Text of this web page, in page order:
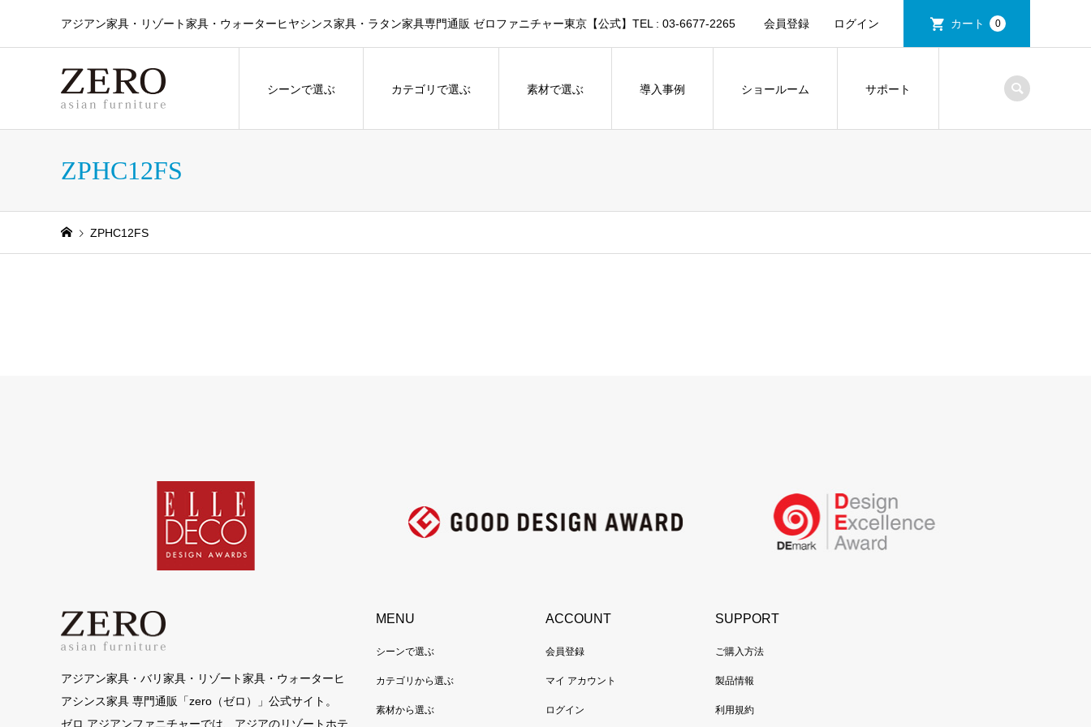
アジアン家具・リゾート家具・ウォーターヒヤシンス家具・ラタン家具専門通販 ゼロファニチャー東京【公式】TEL : 03-6677-2265 会員登録 ログイン カート 0
シーンで選ぶ カテゴリで選ぶ 素材で選ぶ 導入事例 ショールーム サポート
ZPHC12FS
ZPHC12FS
アジアン家具・バリ家具・リゾート家具・ウォーターヒ
アシンス家具 専門通販「zero（ゼロ）」公式サイト。
ゼロ アジアンファニチャーでは、アジアのリゾートホテ
MENU
シーンで選ぶ
カテゴリから選ぶ
素材から選ぶ
ACCOUNT
会員登録
マイ アカウント
ログイン
SUPPORT
ご購入方法
製品情報
利用規約